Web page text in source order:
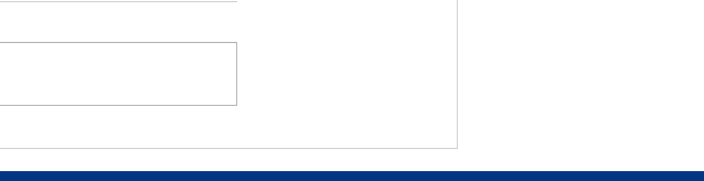
Terça-feira